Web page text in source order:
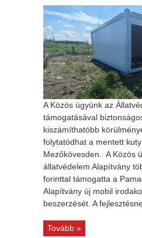
A Közös ügyünk az
támogatásával
kiszámíthatóbb
folytatódhat a mentett
Mezőkövesden. A Közös
állatvédelem Alapítvány
forinttal támogatta a
Alapítvány új mobil
beszerzését. A
Tovább »